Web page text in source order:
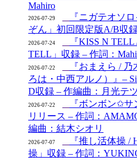
Mahiro
2026-07-29
『ニガテオソ
ぞん」初回限定版A/B収
2026-07-24
『KISS N
TELL」収録 – 作詞：
2026-07-22
『おまえら /
ろは・中西アルノ）』–
D収録 – 作編曲：月光テ
2026-07-22
『ボンボン✩
リリース – 作詞：
編曲：結木シオリ
2026-07-07
『推し活体操 /
操」収録 – 作詞：